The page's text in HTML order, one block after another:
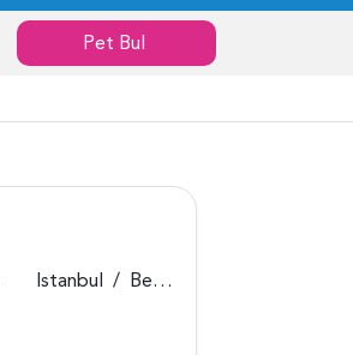
Pet Bul
Istanbul / Beykoz